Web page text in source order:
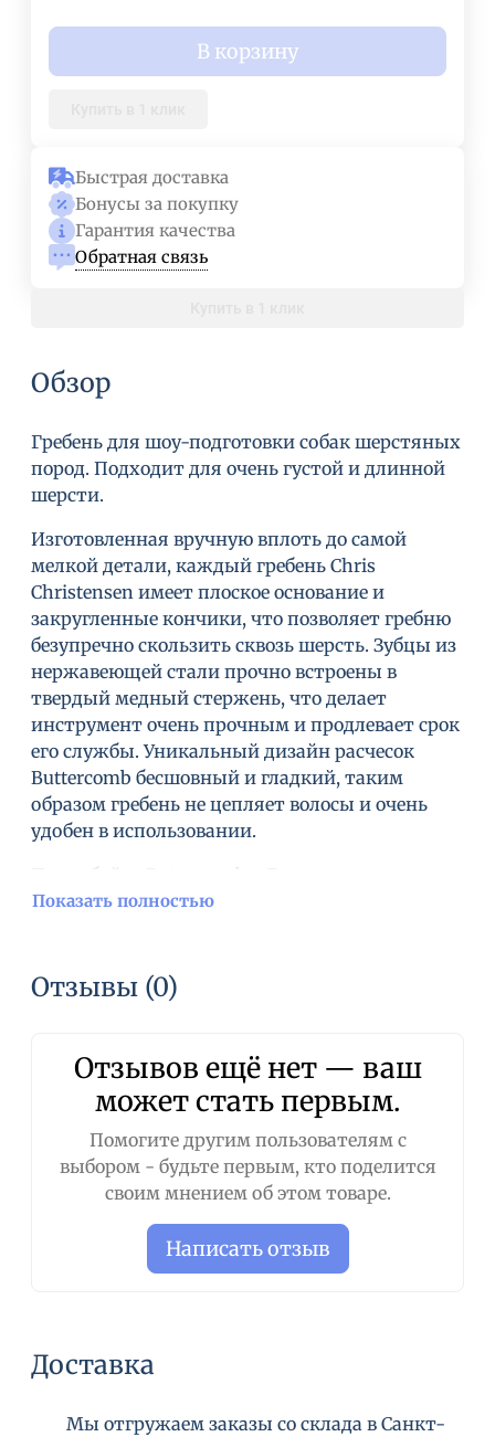
В корзину
Быстрая доставка
Бонусы за покупку
Гарантия качества
Обратная связь
Обзор
Гребень для шоу-подготовки собак шерстяных
пород. Подходит для очень густой и длинной
шерсти.
Изготовленная вручную вплоть до самой
мелкой детали, каждый гребень Chris
Christensen имеет плоское основание и
закругленные кончики, что позволяет гребню
безупречно скользить сквозь шерсть. Зубцы из
нержавеющей стали прочно встроены в
твердый медный стержень, что делает
инструмент очень прочным и продлевает срок
его службы. Уникальный дизайн расчесок
Buttercomb бесшовный и гладкий, таким
образом гребень не цепляет волосы и очень
удобен в использовании.
Попробуйте Buttercomb и Вы не захотите
пользоваться другими расческами.
примерно 4 см Расстояние между зубцами
примерно 6 мм.
Показать полностью
Отзывы (0)
Отзывов ещё нет — ваш
может стать первым.
Помогите другим пользователям с
выбором - будьте первым, кто поделится
своим мнением об этом товаре.
Написать отзыв
Доставка
Мы отгружаем заказы со склада в Санкт-